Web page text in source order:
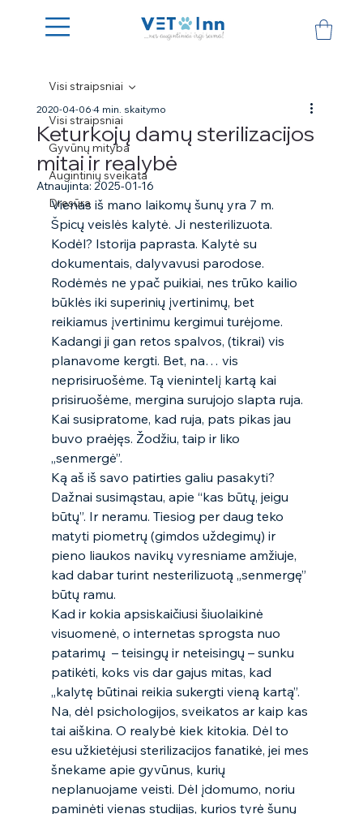
Visi straipsniai
Gyvūnų mityba
Augintinių sveikata
Dresūra
Visi straipsniai
Keturkojų damų sterilizacijos
mitai ir realybė
2020-04-064 min. skaitymo
Atnaujinta: 2025-01-16
Vienas iš mano laikomų šunų yra 7 m.
Špicų veislės kalytė. Ji nesterilizuota.
Kodėl? Istorija paprasta. Kalytė su
dokumentais, dalyvavusi parodose.
Rodėmės ne ypač puikiai, nes trūko kailio
būklės iki superinių įvertinimų, bet
reikiamus įvertinimu kergimui turėjome.
Kadangi ji gan retos spalvos, (tikrai) vis
planavome kergti. Bet, na… vis
neprisiruošėme. Tą vienintelį kartą kai
prisiruošėme, mergina surujojo slapta ruja.
Kai susipratome, kad ruja, pats pikas jau
buvo praėjęs. Žodžiu, taip ir liko
„senmergė”.
Ką aš iš savo patirties galiu pasakyti?
Dažnai susimąstau, apie “kas būtų, jeigu
būtų”. Ir neramu. Tiesiog per daug teko
matyti piometrų (gimdos uždegimų) ir
pieno liaukos navikų vyresniame amžiuje,
kad dabar turint nesterilizuotą „senmergę”
būtų ramu.
Kad ir kokia apsiskaičiusi šiuolaikinė
visuomenė, o internetas sprogsta nuo
patarimų  – teisingų ir neteisingų – sunku
patikėti, koks vis dar gajus mitas, kad
„kalytę būtinai reikia sukergti vieną kartą”.
Na, dėl psichologijos, sveikatos ar kaip kas
tai aiškina. O realybė kiek kitokia. Dėl to
esu užkietėjusi sterilizacijos fanatikė, jei mes
šnekame apie gyvūnus, kurių
neplanuojame veisti. Dėl įdomumo, noriu
paminėti vienas studijas, kurios tyrė šunų